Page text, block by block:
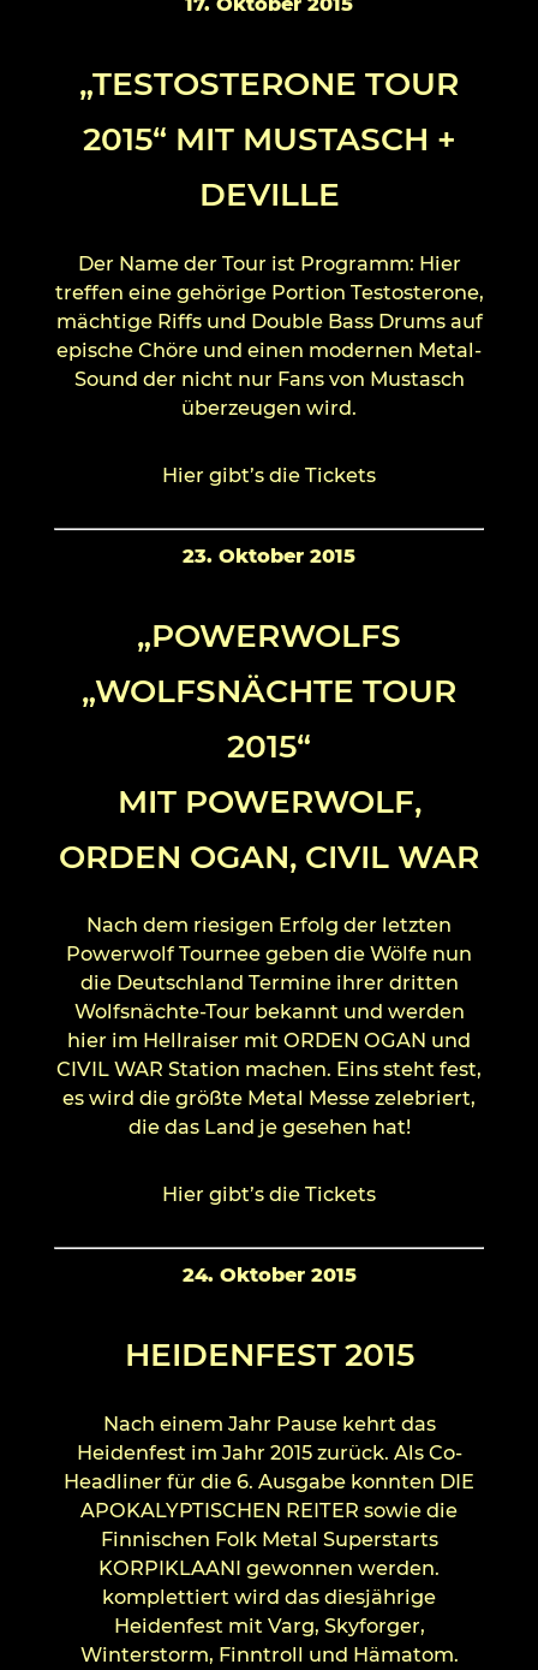
„TESTOSTERONE TOUR
2015“ MIT MUSTASCH +
DEVILLE
Der Name der Tour ist Programm: Hier
treffen eine gehörige Portion Testosterone,
mächtige Riffs und Double Bass Drums auf
epische Chöre und einen modernen Metal-
Sound der nicht nur Fans von Mustasch
überzeugen wird.
Hier gibt’s die Tickets
23. Oktober 2015
„POWERWOLFS
„WOLFSNÄCHTE TOUR
2015“
MIT POWERWOLF,
ORDEN OGAN, CIVIL WAR
Nach dem riesigen Erfolg der letzten
Powerwolf Tournee geben die Wölfe nun
die Deutschland Termine ihrer dritten
Wolfsnächte-Tour bekannt und werden
hier im Hellraiser mit ORDEN OGAN und
CIVIL WAR Station machen. Eins steht fest,
es wird die größte Metal Messe zelebriert,
die das Land je gesehen hat!
Hier gibt’s die Tickets
24. Oktober 2015
HEIDENFEST 2015
Nach einem Jahr Pause kehrt das
Heidenfest im Jahr 2015 zurück. Als Co-
Headliner für die 6. Ausgabe konnten DIE
APOKALYPTISCHEN REITER sowie die
Finnischen Folk Metal Superstarts
KORPIKLAANI gewonnen werden.
komplettiert wird das diesjährige
Heidenfest mit Varg, Skyforger,
Winterstorm, Finntroll und Hämatom.